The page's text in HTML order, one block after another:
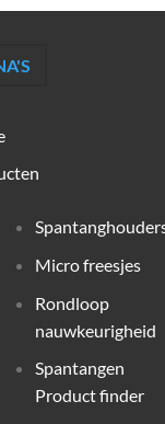
Micro freesjes
Rondloop
nauwkeurigheid
Spantangen
Product finder